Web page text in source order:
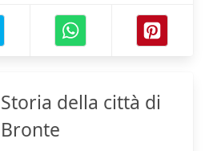
Storia della città di
Bronte